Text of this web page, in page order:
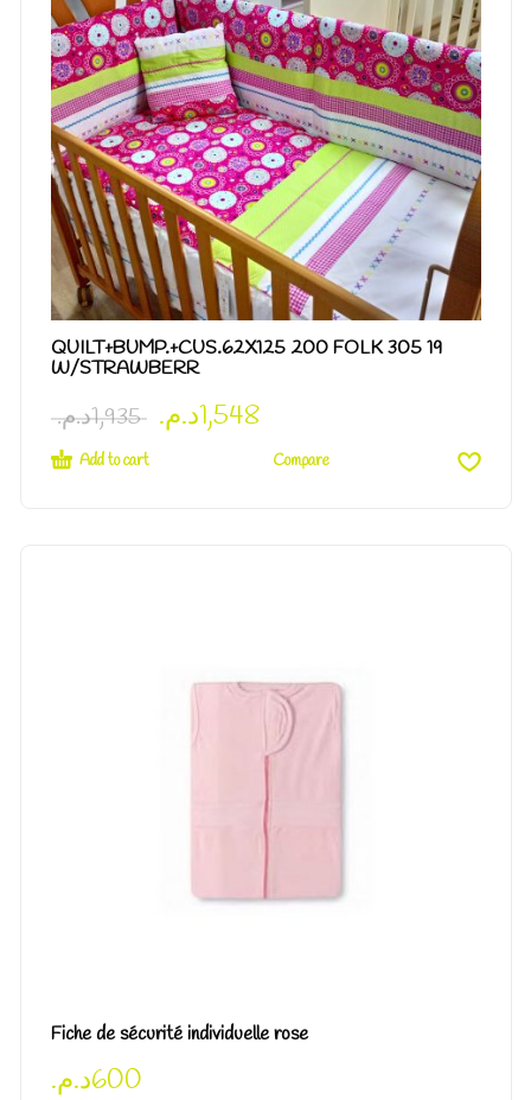
QUILT+BUMP.+CUS.62X125 200 FOLK 305 19
W/STRAWBERR
1,935د.م. 1,548د.م.
Add to cart Compare
Fiche de sécurité individuelle rose
600د.م.